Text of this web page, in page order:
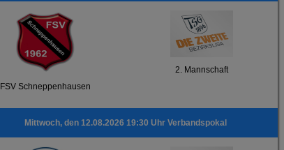
FSV Schneppenhausen
2. Mannschaft
Mittwoch, den 12.08.2026 19:30 Uhr Verbandspokal